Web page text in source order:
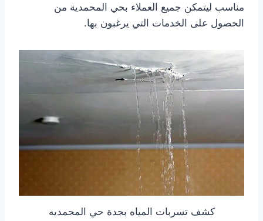
مناسب ليتمكن جميع العملاء بحي المحمدية من
الحصول على الخدمات التي يرغبون بها.
كشف تسربات المياه بجدة حي المحمديه